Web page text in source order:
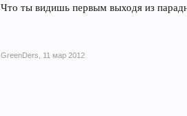
Что ты видишь первым выходя из
GreenDers 11 мар 2012